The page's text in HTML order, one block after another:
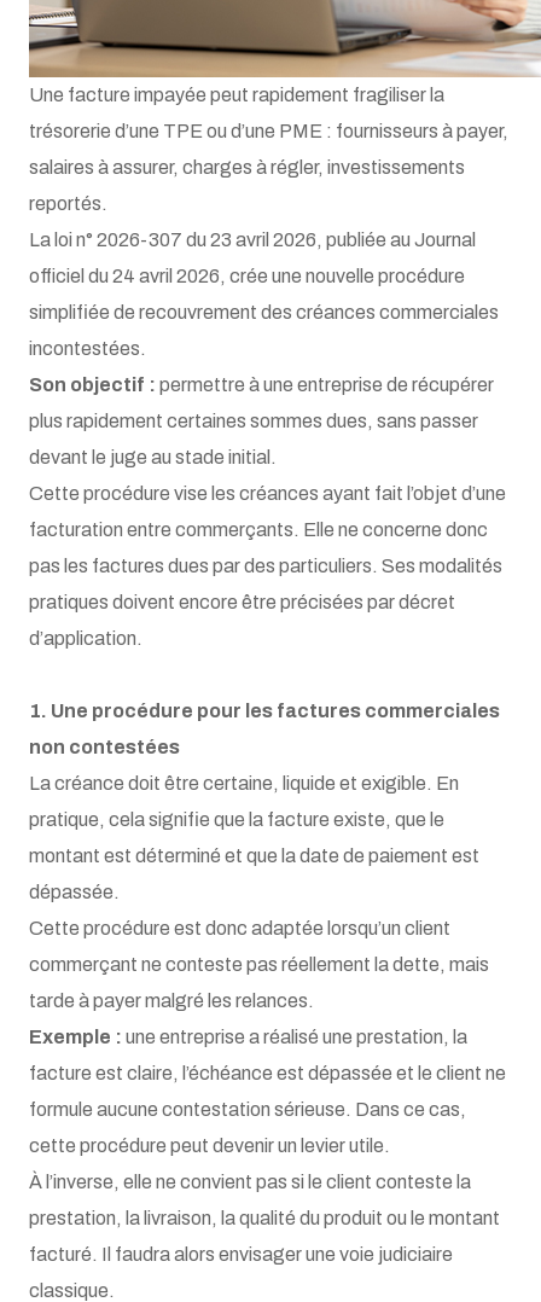
Une facture impayée peut rapidement fragiliser la
trésorerie d’une TPE ou d’une PME : fournisseurs à payer,
salaires à assurer, charges à régler, investissements
reportés.
La loi n° 2026-307 du 23 avril 2026, publiée au Journal
officiel du 24 avril 2026, crée une nouvelle procédure
simplifiée de recouvrement des créances commerciales
incontestées.
Son objectif : permettre à une entreprise de récupérer
plus rapidement certaines sommes dues, sans passer
devant le juge au stade initial.
Cette procédure vise les créances ayant fait l’objet d’une
facturation entre commerçants. Elle ne concerne donc
pas les factures dues par des particuliers. Ses modalités
pratiques doivent encore être précisées par décret
d’application.
1. Une procédure pour les factures commerciales
non contestées
La créance doit être certaine, liquide et exigible. En
pratique, cela signifie que la facture existe, que le
montant est déterminé et que la date de paiement est
dépassée.
Cette procédure est donc adaptée lorsqu’un client
commerçant ne conteste pas réellement la dette, mais
tarde à payer malgré les relances.
Exemple : une entreprise a réalisé une prestation, la
facture est claire, l’échéance est dépassée et le client ne
formule aucune contestation sérieuse. Dans ce cas,
cette procédure peut devenir un levier utile.
À l’inverse, elle ne convient pas si le client conteste la
prestation, la livraison, la qualité du produit ou le montant
facturé. Il faudra alors envisager une voie judiciaire
classique.